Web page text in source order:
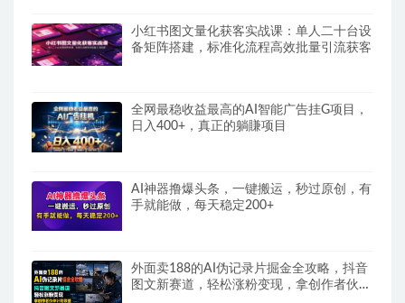
小红书图文量化获客实战课：单人二十台设
备矩阵搭建，标准化流程高效批量引流获客
全网最稳收益最高的AI智能广告挂G项目，
日入400+，真正的躺賺项目
AI神器撸爆头条，一键搬运，秒过原创，有
手就能做，每天稳定200+
外面卖188的AI伪记录片掘金全攻略，抖音
图文新赛道，轻松涨粉变现，拿创作者伙伴